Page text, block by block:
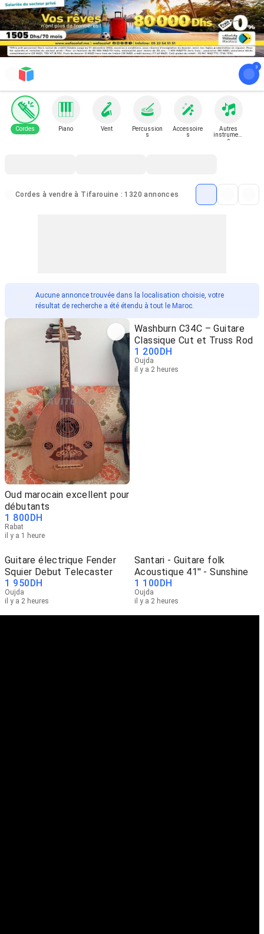
Cordes Piano Vent
Percussion
s
Accessoire
s
Autres
instrument
s
Cordes à vendre à Tifarouine : 1320 annonces
Aucune annonce trouvée dans la localisation choisie, votre
résultat de recherche a été étendu à tout le Maroc.
Oud marocain excellent pour
débutants
1 800DH
Rabat
il y a 1 heure
Washburn C34C – Guitare
Classique Cut et Truss Rod
1 200DH
Oujda
il y a 2 heures
Guitare électrique Fender
Squier Debut Telecaster
1 950DH
Oujda
il y a 2 heures
Santari - Guitare folk
Acoustique 41'' - Sunshine
1 100DH
Oujda
il y a 2 heures